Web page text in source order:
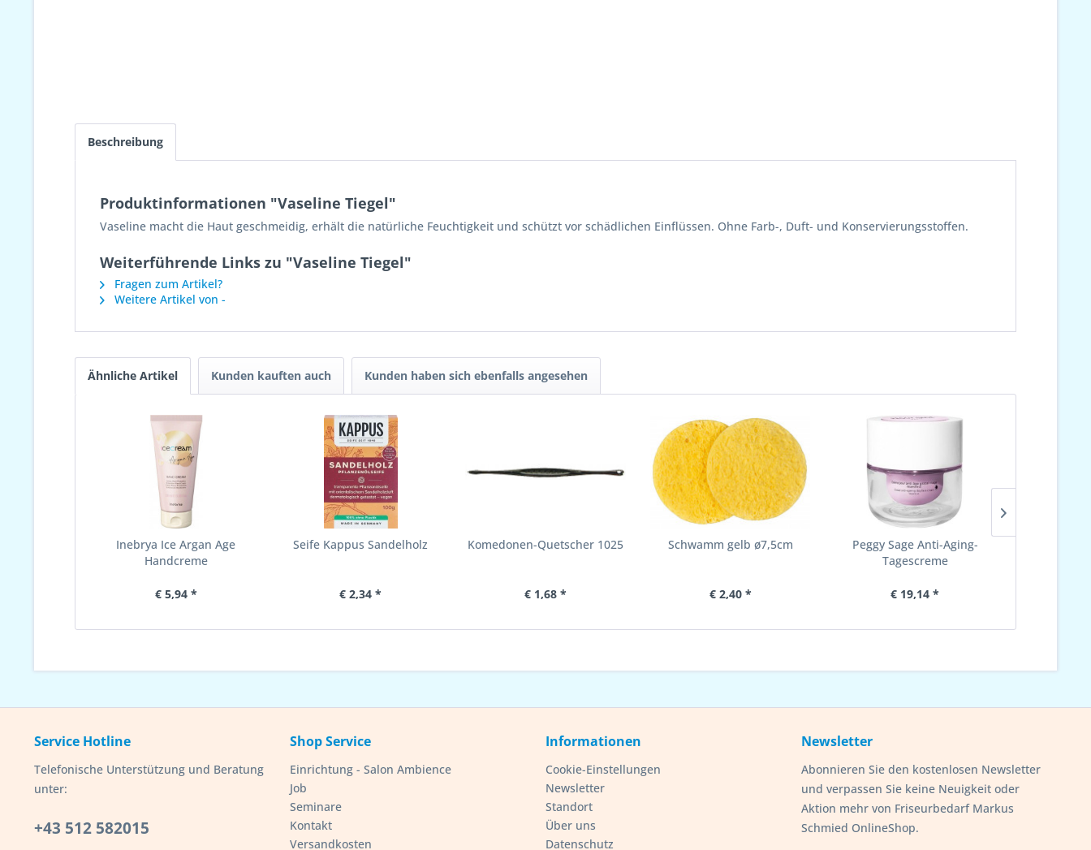
Beschreibung
Produktinformationen "Vaseline Tiegel"
Vaseline macht die Haut geschmeidig, erhält die natürliche Feuchtigkeit und schützt vor schädlichen Einflüssen. Ohne Farb-, Duft- und Konservierungsstoffen.
Weiterführende Links zu "Vaseline Tiegel"
Fragen zum Artikel?
Weitere Artikel von -
Ähnliche Artikel Kunden kauften auch Kunden haben sich ebenfalls angesehen
Inebrya Ice Argan Age
Handcreme
€ 5,94 *
Seife Kappus Sandelholz
€ 2,34 *
Komedonen-Quetscher 1025
€ 1,68 *
Schwamm gelb ø7,5cm
€ 2,40 *
Peggy Sage Anti-Aging-
Tagescreme
€ 19,14 *
Service Hotline
Telefonische Unterstützung und Beratung
unter:
+43 512 582015
Shop Service
Einrichtung - Salon Ambience
Job
Seminare
Kontakt
Versandkosten
Informationen
Cookie-Einstellungen
Newsletter
Standort
Über uns
Datenschutz
Newsletter
Abonnieren Sie den kostenlosen Newsletter
und verpassen Sie keine Neuigkeit oder
Aktion mehr von Friseurbedarf Markus
Schmied OnlineShop.